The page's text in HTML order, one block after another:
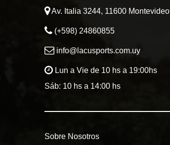
Av. Italia 3244, 11600 Montevideo
(+598) 24860855
info@lacusports.com.uy
Lun a Vie de 10 hs a 19:00hs
Sáb: 10 hs a 14:00 hs
Sobre Nosotros